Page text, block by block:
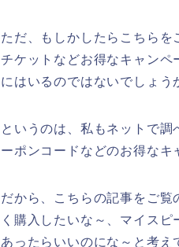
ただ、もしかしたらこちらを
チケットなどお得なキャンペ
にはいるのではないでしょう
というのは、私もネットで
ーポンコードなどのお得なキ
だから、こちらの記事をご
く購入したいな～、マイス
あったらいいのにな～と考え